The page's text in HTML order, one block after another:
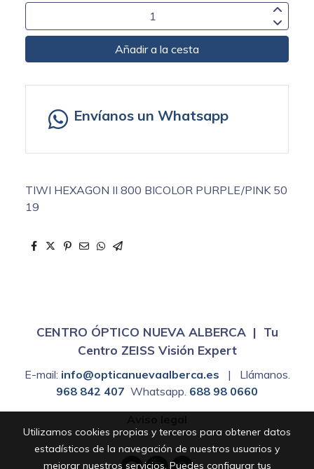
Añadir a la cesta
Envíanos un Whatsapp
TIWI HEXAGON II 800 BICOLOR PURPLE/PINK 50
19
CENTRO ÓPTICO NUEVA ALBERCA | Tu
Centro ZEISS Visión Expert
E-mail: info@opticanuevaalberca.es
| Llámanos.
968 842 407 Whatsapp. 688 98 0660
Utilizamos cookies propias y terceros para obtener datos
estadísticos de la navegación de nuestros usuarios y
mejorar nuestros servicios. Puedes configurar tus